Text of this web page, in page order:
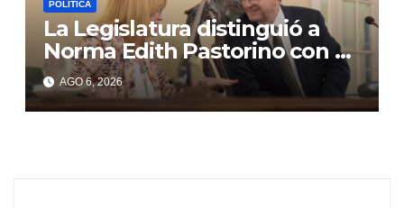
POLITICA
La Legislatura distinguió a
Norma Edith Pastorino con el
“Libertador General José de
San Martín”
AGO 6, 2026